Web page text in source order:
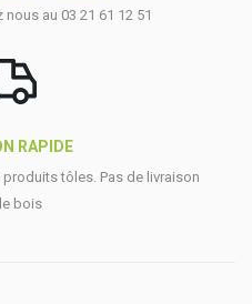
au 03 21 61 12 51
RAPIDE
tôles. Pas de livraison
bois